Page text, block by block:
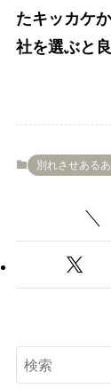
たキッカケ
社を選ぶと
別れさせあるあ